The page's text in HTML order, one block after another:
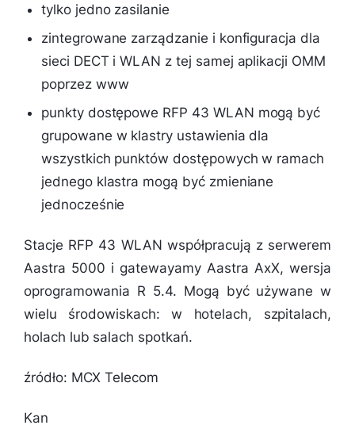
tylko jedno zasilanie
zintegrowane zarządzanie i konfiguracja dla
sieci DECT i WLAN z tej samej aplikacji OMM
poprzez www
punkty dostępowe RFP 43 WLAN mogą być
grupowane w klastry ustawienia dla
wszystkich punktów dostępowych w ramach
jednego klastra mogą być zmieniane
jednocześnie
Stacje RFP 43 WLAN współpracują z serwerem
Aastra 5000 i gatewayamy Aastra AxX, wersja
oprogramowania R 5.4. Mogą być używane w
wielu środowiskach: w hotelach, szpitalach,
holach lub salach spotkań.
źródło: MCX Telecom
Kan